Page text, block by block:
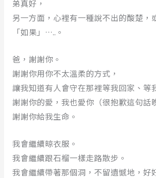
弟真好，
另一方面，心裡有一種說不出的酸楚，
「如果」…..。
爸，謝謝你。
謝謝你用你不太溫柔的方式，
讓我知道有人會守在那裡等我回家、等
謝謝你的愛，我也愛你（很抱歉這句話
謝謝你給我生命。
我會繼續晾衣服。
我會繼續跟石榴一樣走路散步。
我會繼續帶著那個洞，不留遺憾地，好